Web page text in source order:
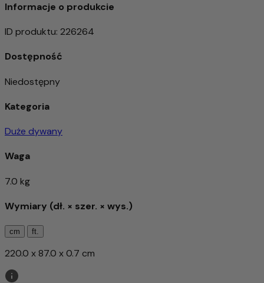
Informacje o produkcie
ID produktu: 226264
Dostępność
Niedostępny
Kategoria
Duże dywany
Waga
7.0 kg
Wymiary (dł. × szer. × wys.)
cm ft.
220.0 x 87.0 x 0.7 cm